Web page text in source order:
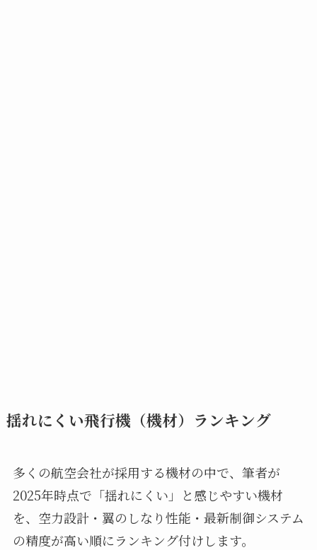
揺れにくい飛行機（機材）ランキング
多くの航空会社が採用する機材の中で、筆者が
2025年時点で「揺れにくい」と感じやすい機材
を、空力設計・翼のしなり性能・最新制御システム
の精度が高い順にランキング付けします。